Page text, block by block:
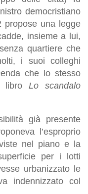
democristiano
propose una legge
insieme a lui,
quartiere che
i suoi colleghi
che lo stesso
libro Lo scandalo
già presente
l’esproprio
nel piano e la
per i lotti
urbanizzato le
indennizzato col